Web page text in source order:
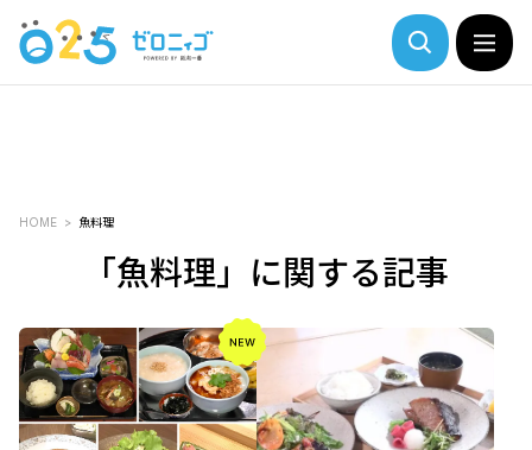
HOME 魚料理
「魚料理」に関する記事